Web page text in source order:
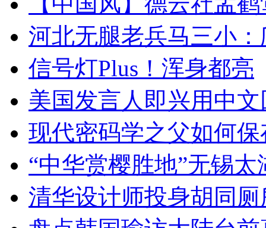
河北无腿老兵马三小
信号灯Plus！浑身都亮
美国发言人即兴用中
现代密码学之父如何
“中华赏樱胜地”无锡
清华设计师投身胡同